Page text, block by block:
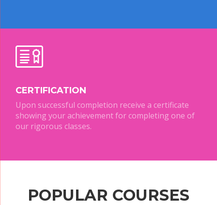
CERTIFICATION
Upon successful completion receive a certificate
showing your achievement for completing one of
our rigorous classes.
POPULAR COURSES